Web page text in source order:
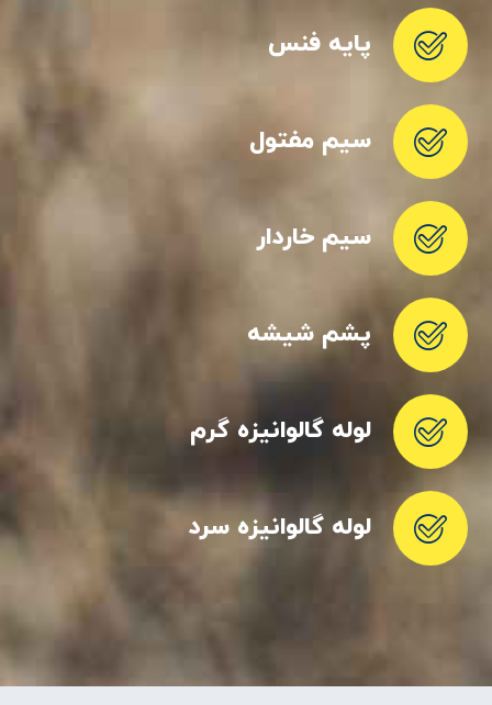
پایه فنس
سیم مفتول
سیم خاردار
پشم شیشه
لوله گالوانیزه گرم
لوله گالوانیزه سرد